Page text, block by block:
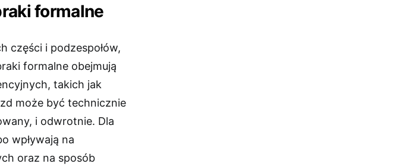
formalne
części i podzespołów,
formalne obejmują
takich jak
może być technicznie
i odwrotnie. Dla
wpływają na
oraz na sposób